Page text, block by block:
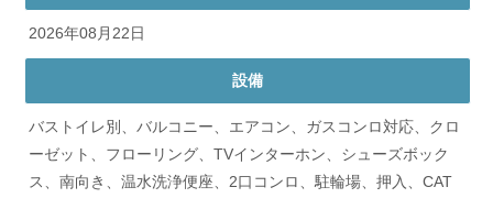
2026年08月22日
設備
バストイレ別、バルコニー、エアコン、ガスコンロ対応、クロ
ーゼット、フローリング、TVインターホン、シューズボック
ス、南向き、温水洗浄便座、2口コンロ、駐輪場、押入、CAT